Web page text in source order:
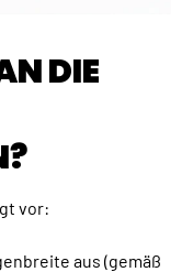
DIE
vor:
aus (gemäß